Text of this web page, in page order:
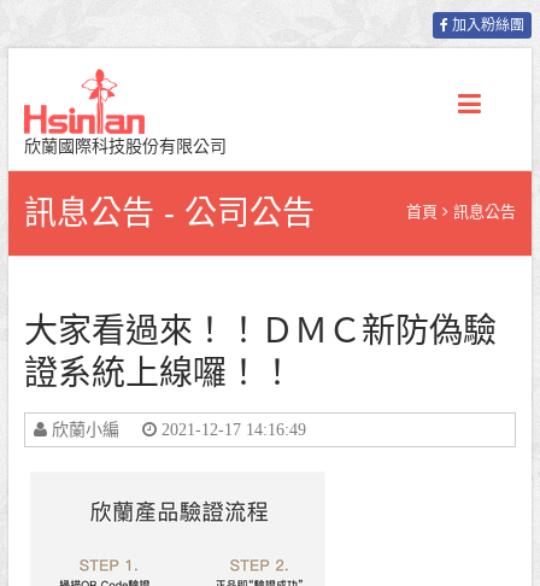
加入粉絲團
欣蘭國際科技股份有限公司
訊息公告 - 公司公告 首頁 訊息公告
大家看過來！！ＤＭＣ新防偽驗
證系統上線囉！！
欣蘭小編 2021-12-17 14:16:49